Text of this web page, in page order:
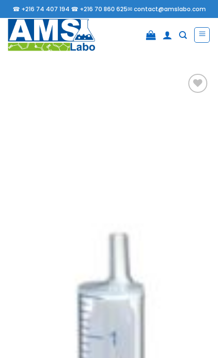
Passer
au
contenu
☎ +216 74 407 194 ☎ +216 70 860 625✉contact@amslabo.com